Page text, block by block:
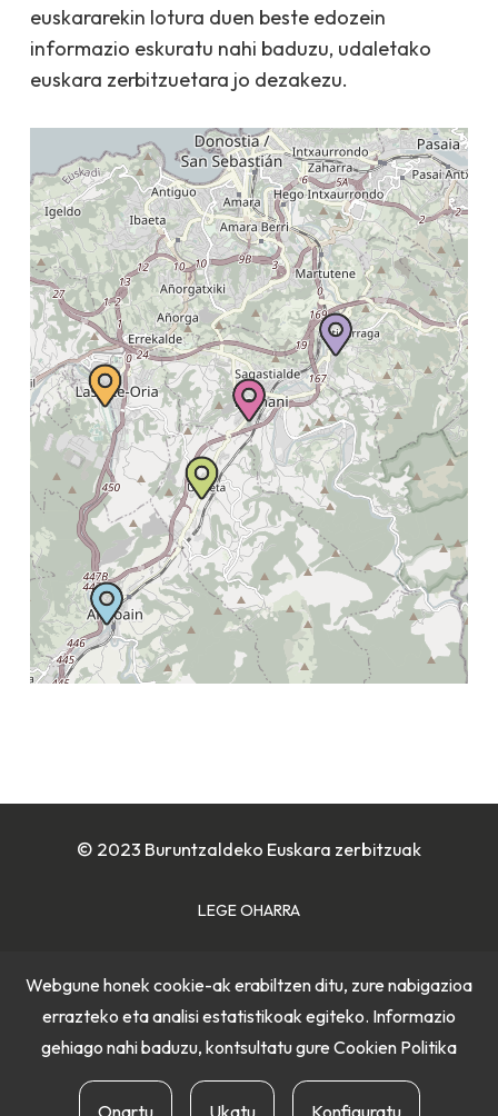
euskararekin lotura duen beste edozein
informazio eskuratu nahi baduzu, udaletako
euskara zerbitzuetara jo dezakezu.
© 2023 Buruntzaldeko Euskara zerbitzuak
LEGE OHARRA
PRIBATUTASUN POLITIKA
Webgune honek cookie-ak erabiltzen ditu, zure nabigazioa
errazteko eta analisi estatistikoak egiteko. Informazio
gehiago nahi baduzu, kontsultatu gure Cookien Politika